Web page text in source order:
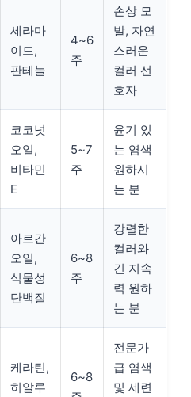
세라마
이드,
판테놀
4~6
주
손상 모
발, 자연
스러운
컬러 선
호자
코코넛
오일,
비타민
E
5~7
주
윤기 있
는 염색
원하시
는 분
아르간
오일,
식물성
단백질
6~8
주
강렬한
컬러와
긴 지속
력 원하
는 분
케라틴,
히알루
6~8
전문가
급 염색
및 세련